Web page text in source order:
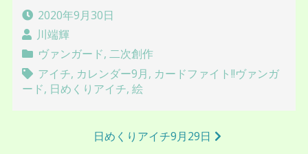
2020年9月30日
川端輝
ヴァンガード, 二次創作
アイチ, カレンダー9月, カードファイト!!ヴァンガ
ード, 日めくりアイチ,絵
日めくりアイチ9月29日